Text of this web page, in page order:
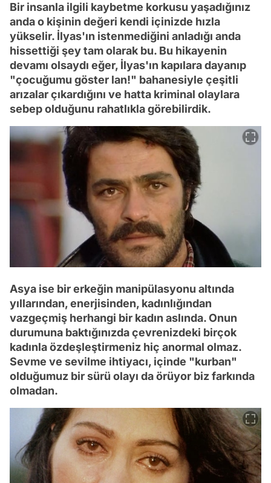
Bir insanla ilgili kaybetme korkusu yaşadığınız
anda o kişinin değeri kendi içinizde hızla
yükselir. İlyas'ın istenmediğini anladığı anda
hissettiği şey tam olarak bu. Bu hikayenin
devamı olsaydı eğer, İlyas'ın kapılara dayanıp
"çocuğumu göster lan!" bahanesiyle çeşitli
arızalar çıkardığını ve hatta kriminal olaylara
sebep olduğunu rahatlıkla görebilirdik.
Asya ise bir erkeğin manipülasyonu altında
yıllarından, enerjisinden, kadınlığından
vazgeçmiş herhangi bir kadın aslında. Onun
durumuna baktığınızda çevrenizdeki birçok
kadınla özdeşleştirmeniz hiç anormal olmaz.
Sevme ve sevilme ihtiyacı, içinde "kurban"
olduğumuz bir sürü olayı da örüyor biz farkında
olmadan.